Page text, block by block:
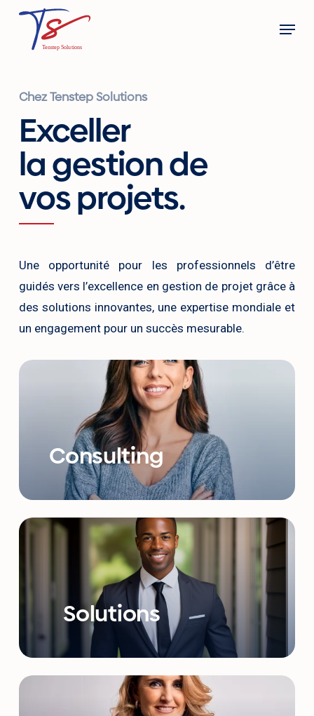
Skip
Menu
Chez Tenstep Solutions
Exceller
la gestion de
vos projets.
Une opportunité pour les professionnels d’être
guidés vers l’excellence en gestion de projet grâce à
des solutions innovantes, une expertise mondiale et
un engagement pour un succès mesurable.
Consulting
Solutions